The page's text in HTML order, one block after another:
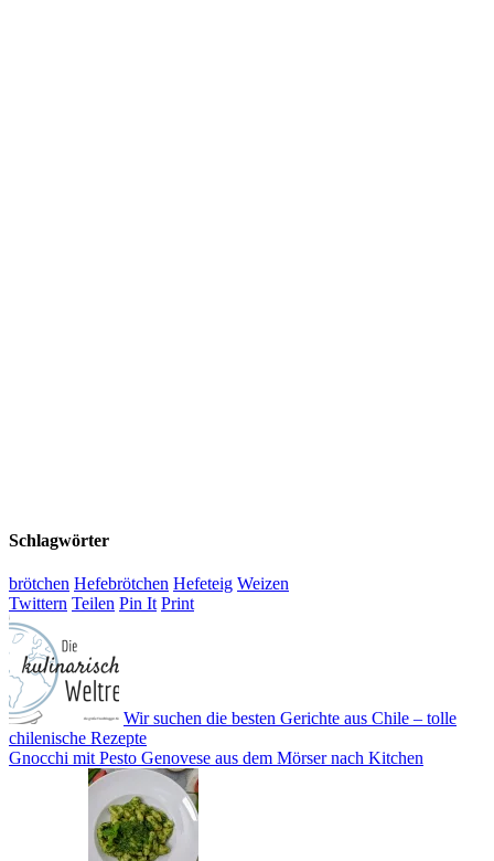
Schlagwörter
brötchen Hefebrötchen Hefeteig Weizen
Twittern Teilen Pin It Print
Wir suchen die besten Gerichte aus Chile – tolle
chilenische Rezepte
Gnocchi mit Pesto Genovese aus dem Mörser nach Kitchen